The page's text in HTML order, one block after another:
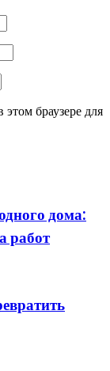
браузере для
дома:
работ